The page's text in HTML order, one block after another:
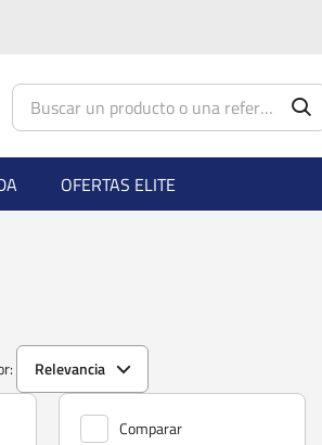
OFERTAS ELITE
Relevancia
Comparar